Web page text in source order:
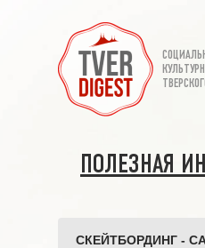
ПОЛЕЗНАЯ
СКЕЙТБОРДИНГ -